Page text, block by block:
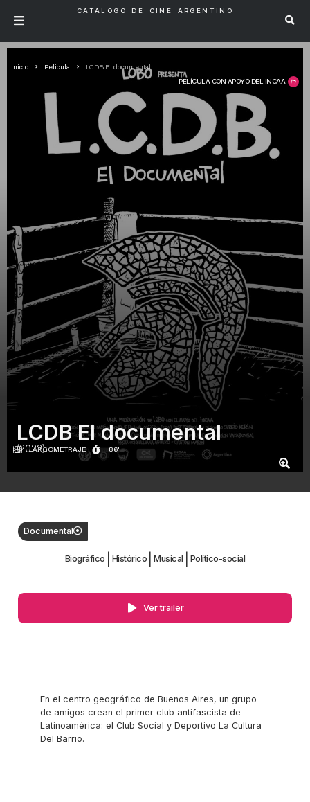
CATÁLOGO DE CINE ARGENTINO
PELÍCULA CON APOYO DEL INCAA
Inicio Pelicula LCDB El documental
LARGOMETRAJE 86'
LCDB El documental
(2022)
Documental
Biográfico Histórico Musical Político-social
Ver trailer
En el centro geográfico de Buenos Aires, un grupo
de amigos crean el primer club antifascista de
Latinoamérica: el Club Social y Deportivo La Cultura
Del Barrio.